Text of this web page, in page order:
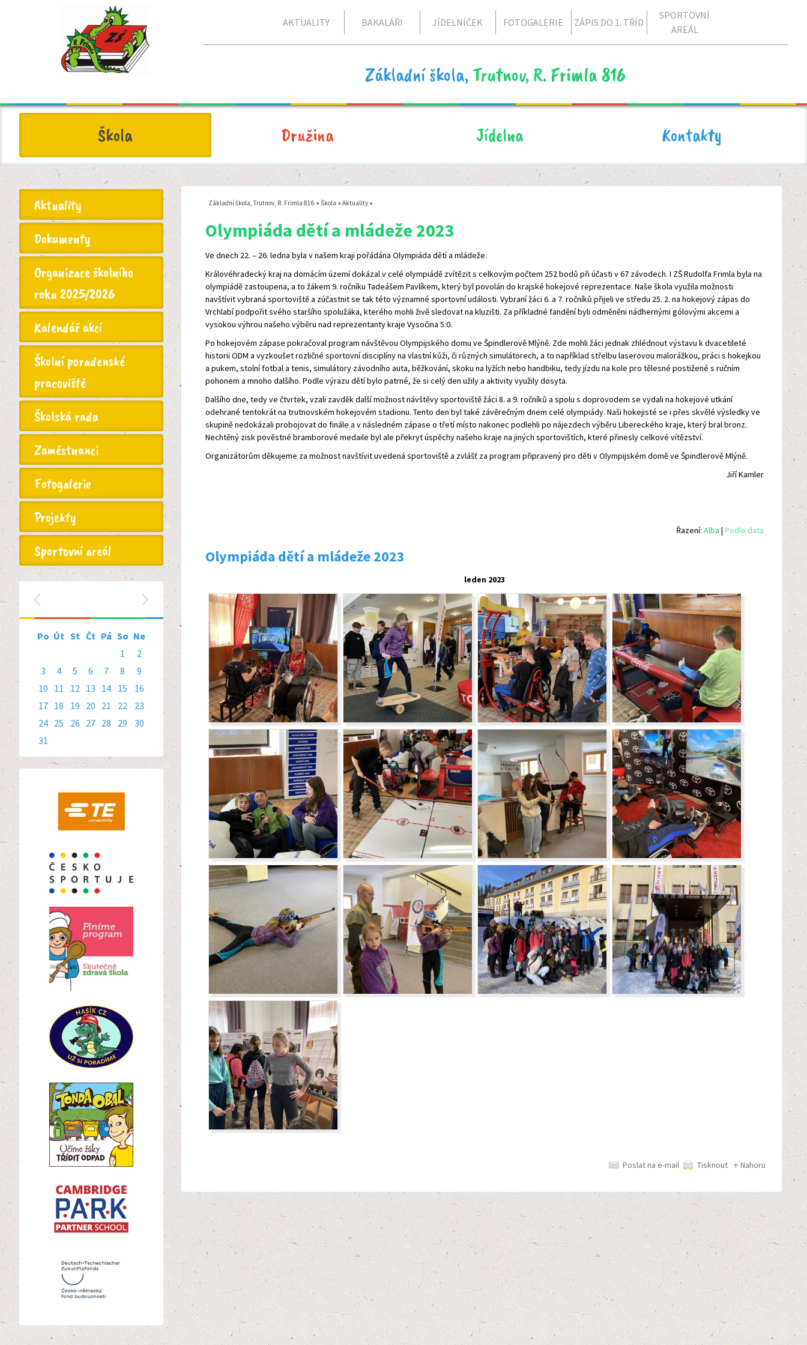
AKTUALITY BAKALÁŘI JÍDELNÍČEK FOTOGALERIE ZÁPIS DO 1. TŘÍD
SPORTOVNÍ
AREÁL
Základní škola, Trutnov, R. Frimla 816
Škola Družina Jídelna Kontakty
Základní škola, Trutnov, R. Frimla 816 » Škola » Aktuality »
Olympiáda dětí a mládeže 2023
Ve dnech 22. – 26. ledna byla v našem kraji pořádána Olympiáda dětí a mládeže.
Královéhradecký kraj na domácím území dokázal v celé olympiádě zvítězit s celkovým počtem 252 bodů při účasti v 67 závodech. I ZŠ Rudolfa Frimla byla na
olympiádě zastoupena, a to žákem 9. ročníku Tadeášem Pavlíkem, který byl povolán do krajské hokejové reprezentace. Naše škola využila možnosti
navštívit vybraná sportoviště a zúčastnit se tak této významné sportovní události. Vybraní žáci 6. a 7. ročníků přijeli ve středu 25. 2. na hokejový zápas do
Vrchlabí podpořit svého staršího spolužáka, kterého mohli živě sledovat na kluzišti. Za příkladné fandění byli odměněni nádhernými gólovými akcemi a
vysokou výhrou našeho výběru nad reprezentanty kraje Vysočina 5:0.
Po hokejovém zápase pokračoval program návštěvou Olympijského domu ve Špindlerově Mlýně. Zde mohli žáci jednak zhlédnout výstavu k dvacetileté
historii ODM a vyzkoušet rozličné sportovní disciplíny na vlastní kůži, či různých simulátorech, a to například střelbu laserovou malorážkou, práci s hokejkou
a pukem, stolní fotbal a tenis, simulátory závodního auta, běžkování, skoku na lyžích nebo handbiku, tedy jízdu na kole pro tělesné postižené s ručním
pohonem a mnoho dalšího. Podle výrazu dětí bylo patrné, že si celý den užily a aktivity využily dosyta.
Dalšího dne, tedy ve čtvrtek, vzali zavděk další možnost návštěvy sportoviště žáci 8. a 9. ročníků a spolu s doprovodem se vydali na hokejové utkání
odehrané tentokrát na trutnovském hokejovém stadionu. Tento den byl také závěrečným dnem celé olympiády. Naši hokejisté se i přes skvělé výsledky ve
skupině nedokázali probojovat do finále a v následném zápase o třetí místo nakonec podlehli po nájezdech výběru Libereckého kraje, který bral bronz.
Nechtěný zisk pověstné bramborové medaile byl ale překryt úspěchy našeho kraje na jiných sportovištích, které přinesly celkové vítězství.
Organizátorům děkujeme za možnost navštívit uvedená sportoviště a zvlášť za program připravený pro děti v Olympijském domě ve Špindlerově Mlýně.
Jiří Kamler
Řazení: Alba | Podle data
Olympiáda dětí a mládeže 2023
leden 2023
Poslat na e-mail Tisknout ↑ Nahoru
Aktuality
Dokumenty
Organizace školního
roku 2025/2026
Kalendář akcí
Školní poradenské
pracoviště
Školská rada
Zaměstnanci
Fotogalerie
Projekty
Sportovní areál
‹ ›
Po Út St Čt Pá So Ne
1
2
3
4 5 6 7 8
9
10 11 12 13 14 15
16
17 18 19 20 21 22
23
24 25 26 27 28 29
30
31